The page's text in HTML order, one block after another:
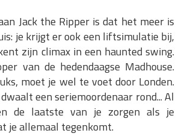
Jack the Ripper is dat het meer is
je krijgt er ook een liftsimulatie bij,
zijn climax in een haunted swing.
van de hedendaagse Madhouse.
moet je wel te voet door Londen.
een seriemoordenaar rond... Al
de laatste van je zorgen als je
je allemaal tegenkomt.